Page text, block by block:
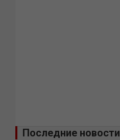
Последние новости